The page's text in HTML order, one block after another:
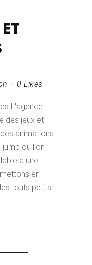
0 Likes
L'agence
des jeux et
animations
jump ou l'on
a une
en
touts petits